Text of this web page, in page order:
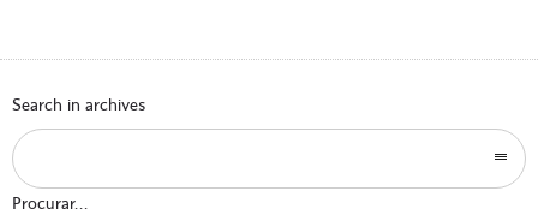
Search in archives
Procurar...